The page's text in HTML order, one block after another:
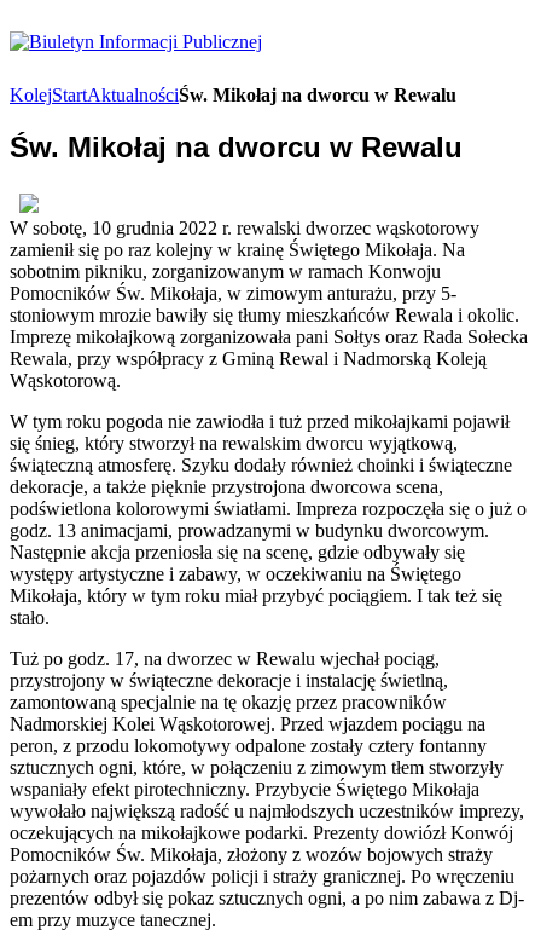
KolejStartAktualnościŚw. Mikołaj na dworcu w Rewalu
Św. Mikołaj na dworcu w Rewalu
W sobotę, 10 grudnia 2022 r. rewalski dworzec wąskotorowy
zamienił się po raz kolejny w krainę Świętego Mikołaja. Na
sobotnim pikniku, zorganizowanym w ramach Konwoju
Pomocników Św. Mikołaja, w zimowym anturażu, przy 5-
stoniowym mrozie bawiły się tłumy mieszkańców Rewala i okolic.
Imprezę mikołajkową zorganizowała pani Sołtys oraz Rada Sołecka
Rewala, przy współpracy z Gminą Rewal i Nadmorską Koleją
Wąskotorową.
W tym roku pogoda nie zawiodła i tuż przed mikołajkami pojawił
się śnieg, który stworzył na rewalskim dworcu wyjątkową,
świąteczną atmosferę. Szyku dodały również choinki i świąteczne
dekoracje, a także pięknie przystrojona dworcowa scena,
podświetlona kolorowymi światłami. Impreza rozpoczęła się o już o
godz. 13 animacjami, prowadzanymi w budynku dworcowym.
Następnie akcja przeniosła się na scenę, gdzie odbywały się
występy artystyczne i zabawy, w oczekiwaniu na Świętego
Mikołaja, który w tym roku miał przybyć pociągiem. I tak też się
stało.
Tuż po godz. 17, na dworzec w Rewalu wjechał pociąg,
przystrojony w świąteczne dekoracje i instalację świetlną,
zamontowaną specjalnie na tę okazję przez pracowników
Nadmorskiej Kolei Wąskotorowej. Przed wjazdem pociągu na
peron, z przodu lokomotywy odpalone zostały cztery fontanny
sztucznych ogni, które, w połączeniu z zimowym tłem stworzyły
wspaniały efekt pirotechniczny. Przybycie Świętego Mikołaja
wywołało największą radość u najmłodszych uczestników imprezy,
oczekujących na mikołajkowe podarki. Prezenty dowiózł Konwój
Pomocników Św. Mikołaja, złożony z wozów bojowych straży
pożarnych oraz pojazdów policji i straży granicznej. Po wręczeniu
prezentów odbył się pokaz sztucznych ogni, a po nim zabawa z Dj-
em przy muzyce tanecznej.